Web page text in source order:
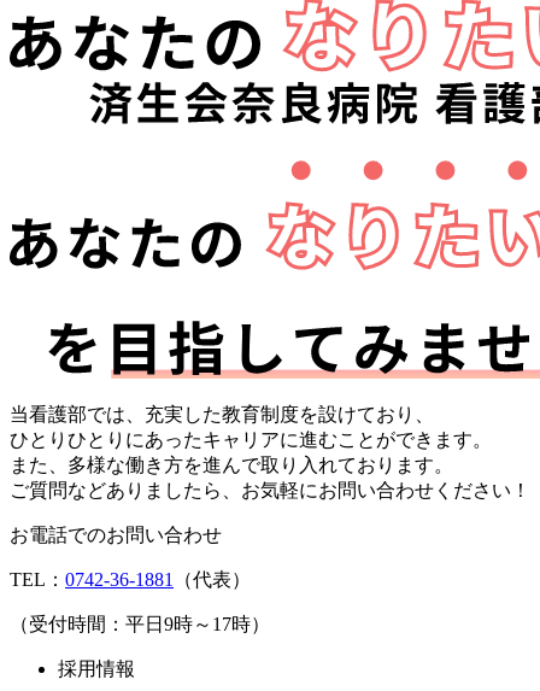
当看護部では、充実した教育制度を設けており、
ひとりひとりにあったキャリアに進むことができます。
また、多様な働き方を進んで取り入れております。
ご質問などありましたら、お気軽にお問い合わせください！
お電話でのお問い合わせ
TEL： 0742-36-1881 （代表）
（受付時間：平日9時～17時）
採用情報